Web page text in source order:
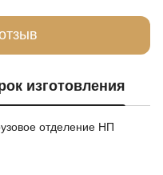
изготовления
отделение НП